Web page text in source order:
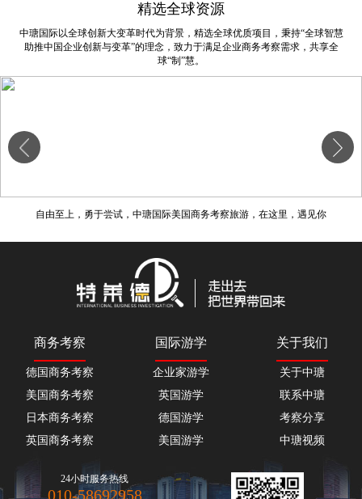
精选全球资源
中瑭国际以全球创新大变革时代为背景，精选全球优质项目，秉持“全球智慧
助推中国企业创新与变革”的理念，致力于满足企业商务考察需求，共享全
球“制”慧。
自由至上，勇于尝试，中瑭国际美国商务考察旅游，在这里，遇见你
商务考察
德国商务考察
美国商务考察
日本商务考察
英国商务考察
国际游学
企业家游学
英国游学
德国游学
美国游学
关于我们
关于中瑭
联系中瑭
考察分享
中瑭视频
24小时服务热线
010-58692958